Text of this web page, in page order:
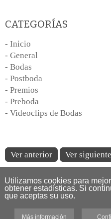
CATEGORÍAS
- Inicio
- General
- Bodas
- Postboda
- Premios
- Preboda
- Videoclips de Bodas
Ver anterior Ver siguiente
Utilizamos cookies para
obtener estadísticas. Si
que aceptas su uso.
Más información